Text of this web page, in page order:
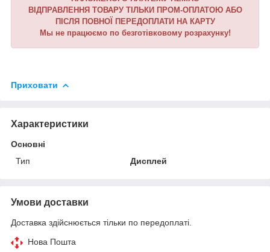
ВІДПРАВЛЕННЯ ТОВАРУ ТІЛЬКИ ПРОМ-ОПЛАТОЮ АБО
ПІСЛЯ ПОВНОЇ ПЕРЕДОПЛАТИ НА КАРТУ
Мы не працюємо по безготівковому розрахунку!
Приховати
Характеристики
Основні
Тип
Дисплей
Умови доставки
Доставка здійснюється тільки по передоплаті.
Нова Пошта